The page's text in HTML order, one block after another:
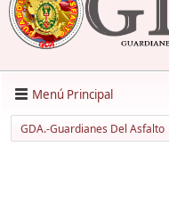
Menú Principal
GDA.-Guardianes Del Asfalto